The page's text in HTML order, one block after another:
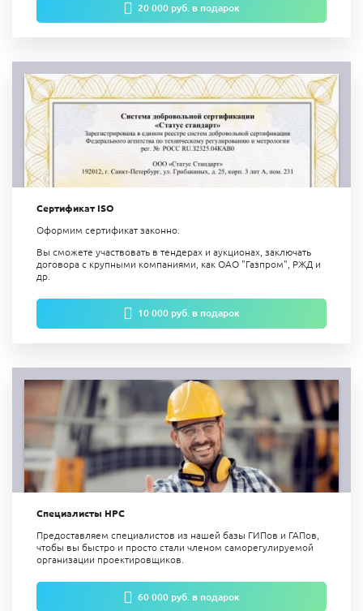
20 000 руб. в подарок
Сертификат ISO
Оформим сертификат законно.
Вы сможете участвовать в тендерах и аукционах, заключать
договора с крупными компаниями, как ОАО "Газпром", РЖД и
др.
10 000 руб. в подарок
Специалисты НРС
Предоставляем специалистов из нашей базы ГИПов и ГАПов,
чтобы вы быстро и просто стали членом саморегулируемой
организации проектировщиков.
60 000 руб. в подарок